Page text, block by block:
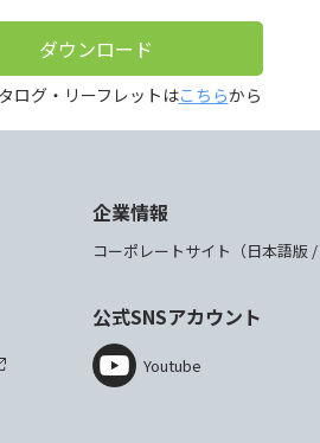
ダウンロード
ログ・リーフレットはこちらから
企業情報
コーポレートサイト（日本語版 /
公式SNSアカウント
Youtube